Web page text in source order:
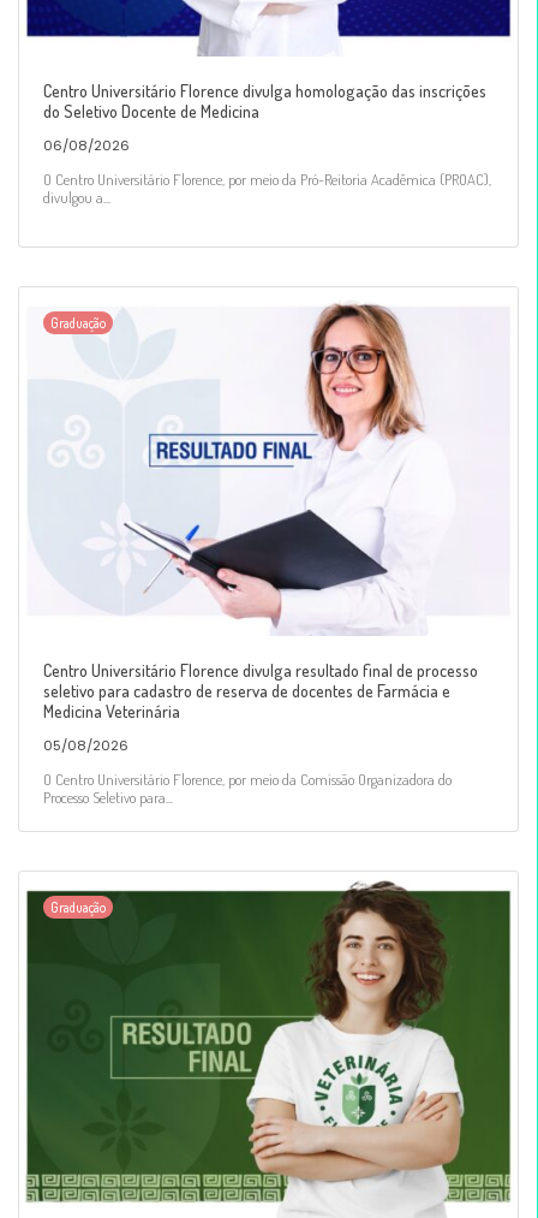
Centro Universitário Florence divulga homologação das inscrições
do Seletivo Docente de Medicina
06/08/2026
O Centro Universitário Florence, por meio da Pró-Reitoria Acadêmica (PROAC),
divulgou a...
Graduação
Centro Universitário Florence divulga resultado final de processo
seletivo para cadastro de reserva de docentes de Farmácia e
Medicina Veterinária
05/08/2026
O Centro Universitário Florence, por meio da Comissão Organizadora do
Processo Seletivo para...
Graduação